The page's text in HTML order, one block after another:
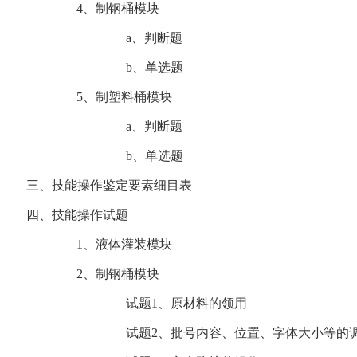
4、制钢桶模块
a、判断题
b、单选题
5、制塑料桶模块
a、判断题
b、单选题
三、技能操作鉴定要素细目表
四、技能操作试题
1、液体灌装模块
2、制钢桶模块
试题1、原材料的领用
试题2、批号内容、位置、字体大小等的